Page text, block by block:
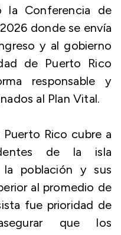
la Conferencia de
donde se envía
y al gobierno
de Puerto Rico
responsable y
al Plan Vital.
Rico cubre a
de la isla
población y sus
al promedio de
fue prioridad de
que los